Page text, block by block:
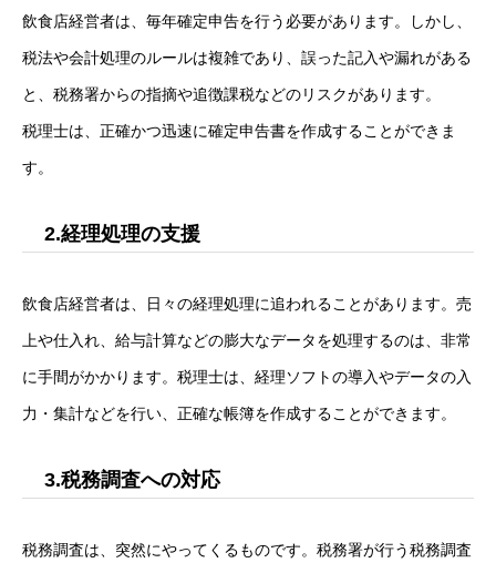
飲食店経営者は、毎年確定申告を行う必要があります。しかし、
税法や会計処理のルールは複雑であり、誤った記入や漏れがある
と、税務署からの指摘や追徴課税などのリスクがあります。
税理士は、正確かつ迅速に確定申告書を作成することができま
す。
2.経理処理の支援
飲食店経営者は、日々の経理処理に追われることがあります。売
上や仕入れ、給与計算などの膨大なデータを処理するのは、非常
に手間がかかります。税理士は、経理ソフトの導入やデータの入
力・集計などを行い、正確な帳簿を作成することができます。
3.税務調査への対応
税務調査は、突然にやってくるものです。税務署が行う税務調査